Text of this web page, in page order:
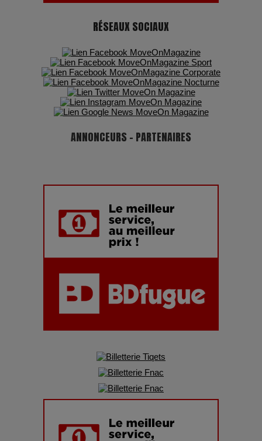
RÉSEAUX SOCIAUX
ANNONCEURS - PARTENAIRES